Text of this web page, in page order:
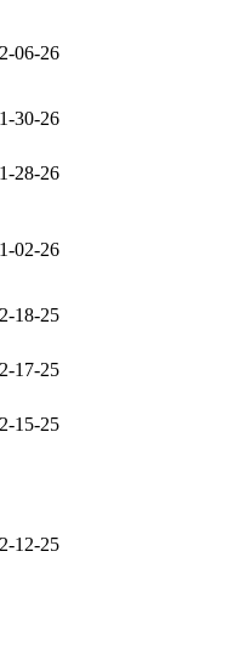
06-26
30-26
28-26
02-26
18-25
17-25
15-25
12-25